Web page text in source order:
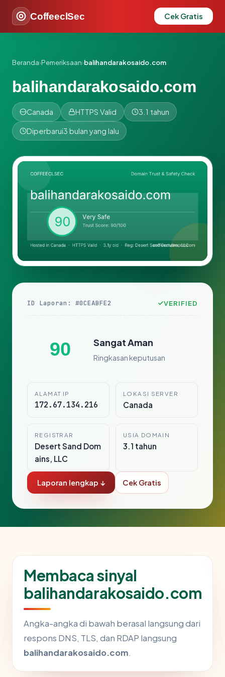
CoffeeclSec Cek Gratis
Beranda›Pemeriksaan›balihandarakosaido.com
balihandarakosaido.com
Canada HTTPS Valid 3.1 tahun
Diperbarui3 bulan yang lalu
ID Laporan: #0CEABFE2 VERIFIED
90 Sangat Aman
Ringkasan keputusan
ALAMAT IP
172.67.134.216
LOKASI SERVER
Canada
REGISTRAR
Desert Sand Dom
ains, LLC
USIA DOMAIN
3.1 tahun
Laporan lengkap ↓ Cek Gratis
Membaca sinyal
balihandarakosaido.com
Angka-angka di bawah berasal langsung dari
respons DNS, TLS, dan RDAP langsung
balihandarakosaido.com.